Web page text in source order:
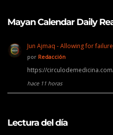
Mayan Calendar Daily
Jun Ajmaq - Allowing for
por Redacción
https://
hace 11 horas
Lectura del día